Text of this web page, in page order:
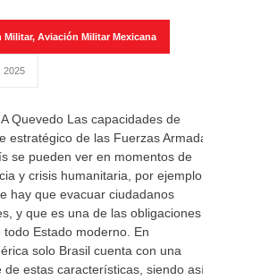
Militar, Aviación Militar Mexicana
2025
Quevedo Las capacidades de
estratégico de las Fuerzas Armadas
se pueden ver en momentos de
y crisis humanitaria, por ejemplo,
hay que evacuar ciudadanos
y que es una de las obligaciones
todo Estado moderno. En
solo Brasil cuenta con una
de estas características, siendo así,